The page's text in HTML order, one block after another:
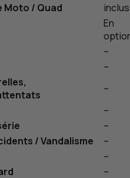
/ Quad
inclus
En
–
–
–
–
–
/ Vandalisme
–
–
–